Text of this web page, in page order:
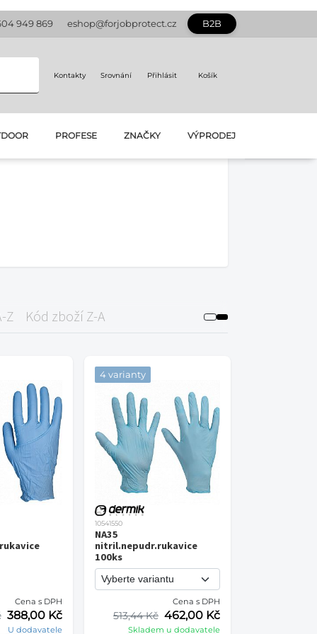
949 869 eshop@forjobprotect.cz B2B
Kontakty Srovnání Přihlásit Košík
PROFESE ZNAČKY VÝPRODEJ
Z Kód zboží Z-A
Cena s DPH
388,00 Kč
U dodavatele
4 varianty
10541550
NA35
nitril.nepudr.rukavice
100ks
Cena s DPH
513,44 Kč 462,00 Kč
Skladem u dodavatele